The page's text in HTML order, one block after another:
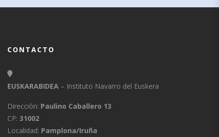
CONTACTO
EUSKARABIDEA – Instituto Navarro del Euskera
Dirección: Paulino Caballero 13
CP: 31002
Localidad: Pamplona/Iruña